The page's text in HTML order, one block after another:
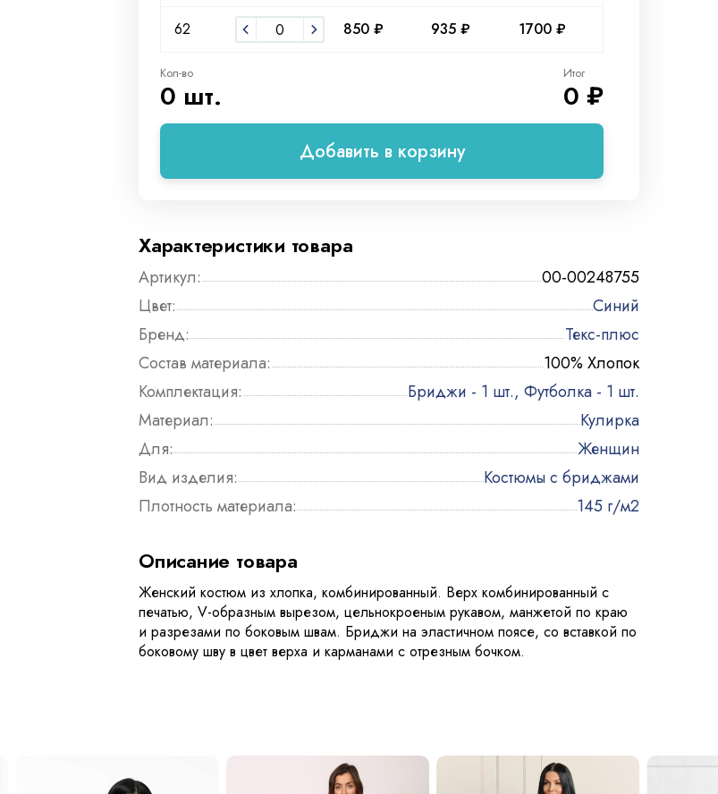
62 850 ₽ 935 ₽ 1700 ₽
Кол-во
0 шт.
Итог
0 ₽
Добавить в корзину
Характеристики товара
Артикул:
00-00248755
Цвет:
Синий
Бренд:
Текс-плюс
Состав материала:
100% Хлопок
Комплектация:
Бриджи - 1 шт., Футболка - 1 шт.
Материал:
Кулирка
Для:
Женщин
Вид изделия:
Костюмы с бриджами
Плотность материала:
145 г/м2
Описание товара
Женский костюм из хлопка, комбинированный. Верх комбинированный с
печатью, V-образным вырезом, цельнокроеным рукавом, манжетой по краю
и разрезами по боковым швам. Бриджи на эластичном поясе, со вставкой по
боковому шву в цвет верха и карманами с отрезным бочком.